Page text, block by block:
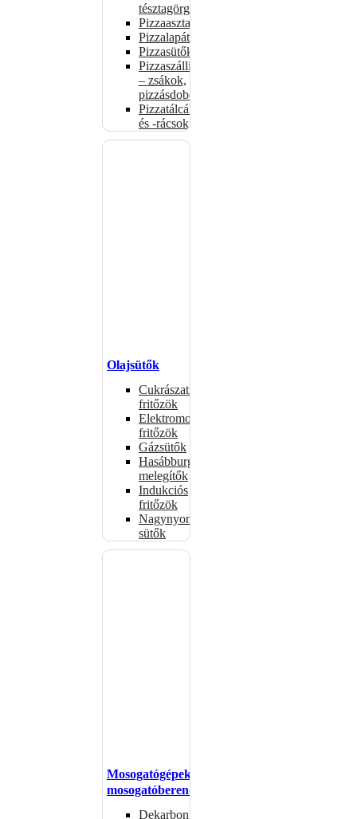
tésztagörgők
Pizzaasztalok
Pizzalapátok
Pizzasütők
Pizzaszállítás
– zsákok,
pizzásdobozok
Pizzatálcák
és -rácsok
Olajsütők
Cukrászati
fritőzök
Elektromos
fritőzök
Gázsütők
Hasábburgonya
melegítők
Indukciós
fritőzök
Nagynyomású
sütők
Mosogatógépek,
mosogatóberendezések
Dekarbonizáló